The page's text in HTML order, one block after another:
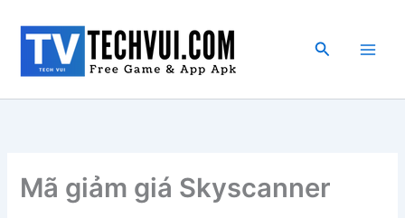
dung
Tìm
Mã giảm giá Skyscanner